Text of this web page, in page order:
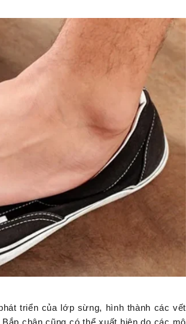
triển của lớp sừng, hình thành các vết